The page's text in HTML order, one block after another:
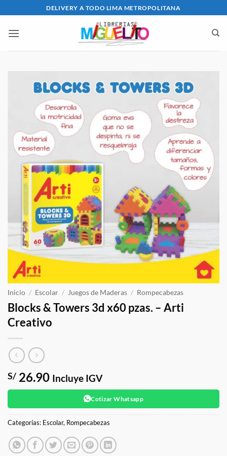
al
contenido
DELIVERY A TODO LIMA METROPOLITANA
Inicio / Escolar / Juegos de Maderas / Rompecabezas
Blocks & Towers 3d x60 pzas. – Arti
Creativo
S/ 26.90 Incluye IGV
Cotizar Whatsapp
Categorías: Escolar, Rompecabezas